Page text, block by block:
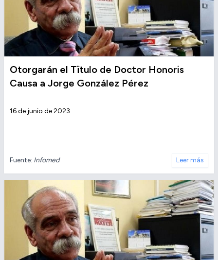
Otorgarán el Tïtulo de Doctor Honoris
Causa a Jorge González Pérez
16 de junio de 2023
Fuente: Infomed Leer más